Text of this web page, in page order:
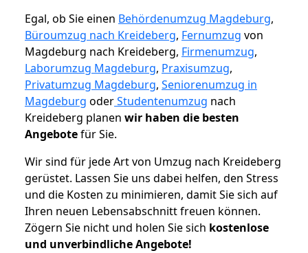
Egal, ob Sie einen Behördenumzug Magdeburg,
Büroumzug nach Kreideberg, Fernumzug von
Magdeburg nach Kreideberg, Firmenumzug,
Laborumzug Magdeburg, Praxisumzug,
Privatumzug Magdeburg, Seniorenumzug in
Magdeburg oderStudentenumzug nach
Kreideberg planen wir haben die besten
Angebotefür Sie.
Wir sind für jede Art von Umzug nach Kreideberg
gerüstet. Lassen Sie uns dabei helfen, den Stress
und die Kosten zu minimieren, damit Sie sich auf
Ihren neuen Lebensabschnitt freuen können.
Zögern Sie nicht und holen Sie sich kostenlose
und unverbindliche Angebote!